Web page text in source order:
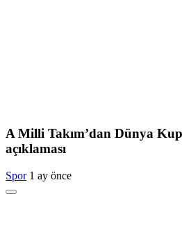
A Milli Takım’dan Dünya
açıklaması
Spor 1 ay önce